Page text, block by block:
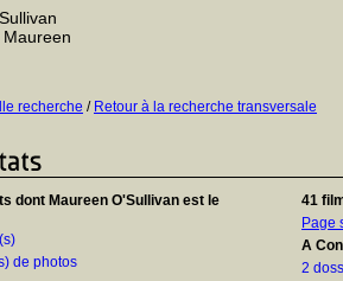
Maureen
recherche / Retour à la recherche transversale
dont Maureen O'Sullivan est le
de photos
41
Page
A
2